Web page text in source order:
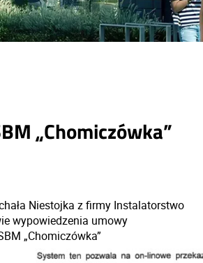
„Chomiczówka”
Niestojka z firmy Instalatorstwo
wypowiedzenia umowy
„Chomiczówka”